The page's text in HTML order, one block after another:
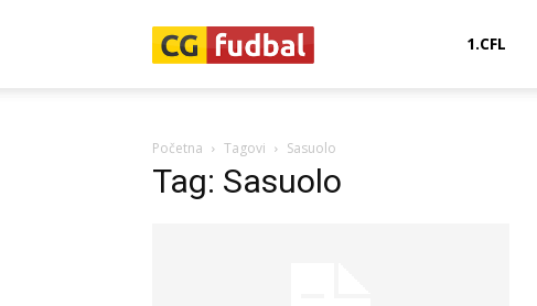
1.CFL
Početna Tagovi Sasuolo
Tag: Sasuolo